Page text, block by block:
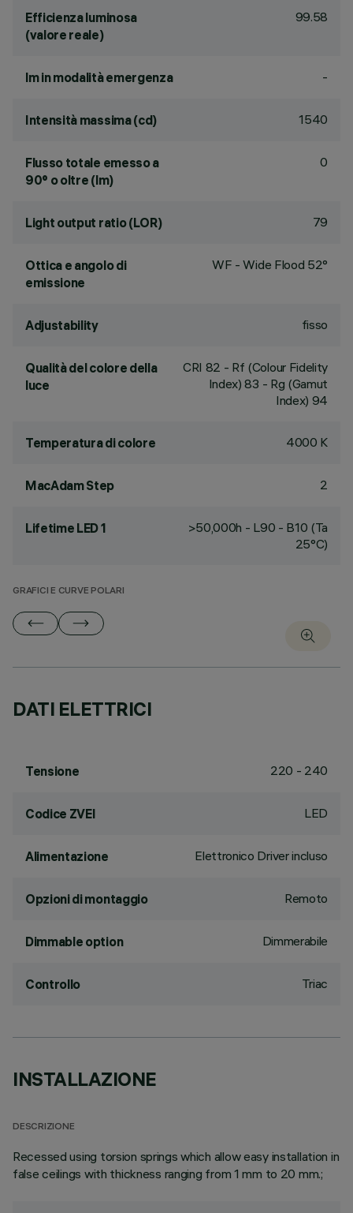
Efficienza luminosa
(valore reale)
99.58
lm in modalità emergenza -
Intensità massima (cd) 1540
Flusso totale emesso a
90° o oltre (lm)
0
Light output ratio (LOR) 79
Ottica e angolo di
emissione
WF - Wide Flood 52°
Adjustability fisso
Qualità del colore della
luce
CRI 82 - Rf (Colour Fidelity
Index) 83 - Rg (Gamut
Index) 94
Temperatura di colore 4000 K
MacAdam Step 2
Lifetime LED 1
>50,000h - L90 - B10 (Ta
25°C)
GRAFICI E CURVE POLARI
DATI ELETTRICI
Tensione 220 - 240
Codice ZVEI LED
Alimentazione Elettronico Driver incluso
Opzioni di montaggio Remoto
Dimmable option Dimmerabile
Controllo Triac
INSTALLAZIONE
DESCRIZIONE
Recessed using torsion springs which allow easy installation in
false ceilings with thickness ranging from 1 mm to 20 mm.;